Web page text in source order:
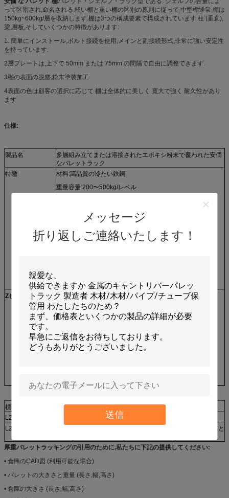
メッセージ
折り返しご連絡いたします！
送信
って区別され,命名される.軽い棚と重い棚の区別の原則に従って 中型棚通常,棚は
150kg~600kg/層を収納します.棚は3つの構成要素で構成されています:柱 (垂直),
梁,層板,そしていくつかの特徴があります:
1. 簡単にインストール,ボルト接続を使用,メインと副接続形式,非常に強い安定性
を持っています.
2層プレートは,上下で 50mm または 75mm の間隔で自由に調整できます.
3棚の表面の脱塵,粉末塗装加工
4表面の色は顧客の選択に応じて 棚は全体的に美しく 寛大で強く 耐久性があり
ます
仕様:
製品名
多層組み立てまたは溶接されたエポキシ粉末で覆われた安価
なパレットラック
特徴
材料:高品質の冷たい鉄鋼
重量容量:200〜500kg/レベル
構造:簡単に組み立てたり,溶接したり
サイズ:カスタム
カラー:カスタマイズ可能
Zヒジヤ サービス
解決法:無料利用可能
ODM&OEM:利用可能
認証:ISO90001/ISO14001
保証:保証 5年
事業形態:製造者
標準 サイズ 層 荷重
L2000*D600*H2000mm
L2000*D600*H2000mm
80*40*1 とすると
厚重パレットラッキングの引用のために,私たちに下記の提供してください:
• 倉庫のCAD図 (利用可能な場合)
• パレットの大きさと重量 (長さ,幅,高さ)
• 倉庫の大きさ (長さ,幅,高さ)